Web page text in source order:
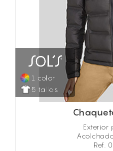
1 color
5 tallas
Exterior
Ref.